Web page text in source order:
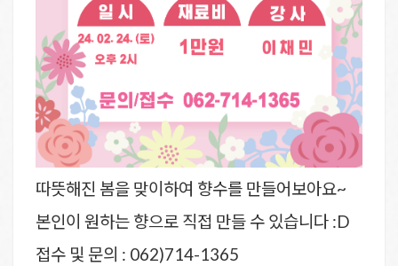
따뜻해진 봄을 맞이하여 향수를 만들어보아요~
본인이 원하는 향으로 직접 만들 수 있습니다 :D
접수 및 문의 : 062)714-1365